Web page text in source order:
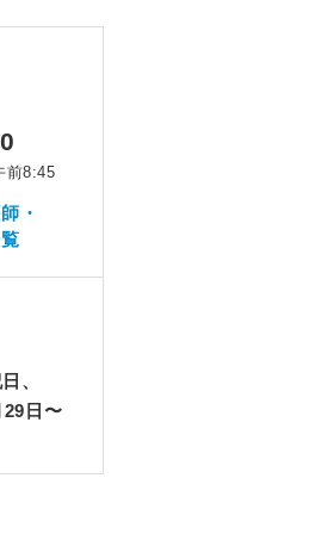
前8:45
・
、
日〜